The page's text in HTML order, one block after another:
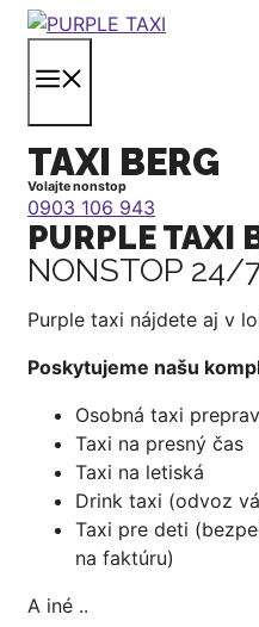
Preskočiť
obsah
TAXI BERG
Volajte nonstop
0903 106 943
PURPLE TAXI
NONSTOP 24/
Purple taxi nájdete aj v
Poskytujeme našu
Osobná taxi
Taxi na presný čas
Taxi na letiská
Drink taxi (odvoz
Taxi pre deti
na faktúru)
A iné ..